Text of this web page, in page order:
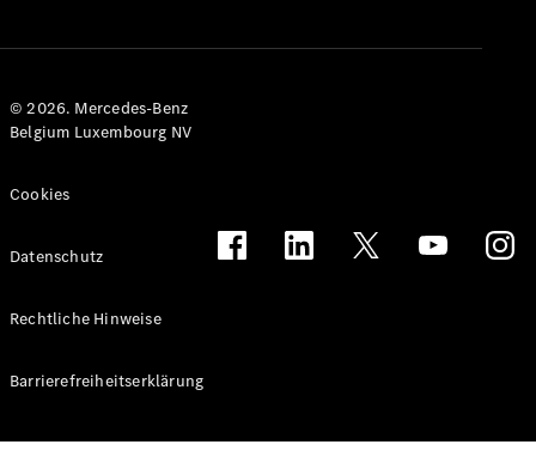
© 2026. Mercedes-Benz
Belgium Luxembourg NV
Cookies
Datenschutz
Rechtliche Hinweise
Barrierefreiheitserklärung